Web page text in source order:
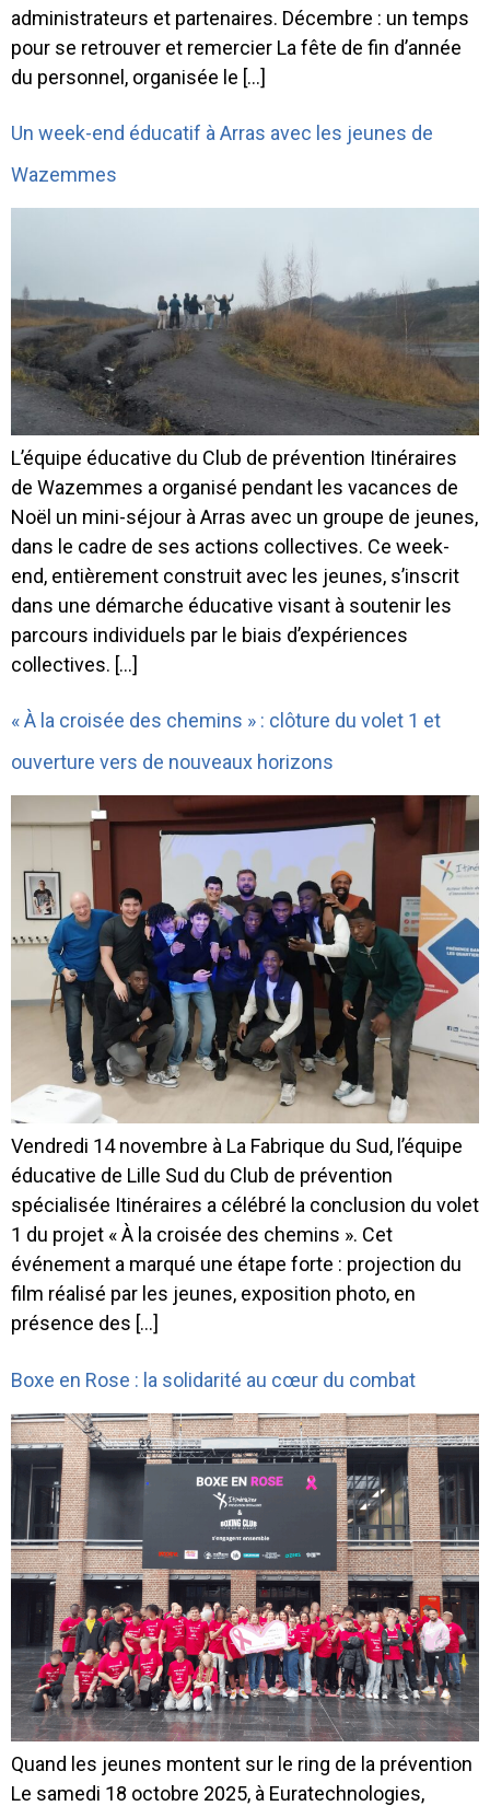
administrateurs et partenaires. Décembre : un temps
pour se retrouver et remercier La fête de fin d’année
du personnel, organisée le […]
Un week-end éducatif à Arras avec les jeunes de
Wazemmes
L’équipe éducative du Club de prévention Itinéraires
de Wazemmes a organisé pendant les vacances de
Noël un mini-séjour à Arras avec un groupe de jeunes,
dans le cadre de ses actions collectives. Ce week-
end, entièrement construit avec les jeunes, s’inscrit
dans une démarche éducative visant à soutenir les
parcours individuels par le biais d’expériences
collectives. […]
« À la croisée des chemins » : clôture du volet 1 et
ouverture vers de nouveaux horizons
Vendredi 14 novembre à La Fabrique du Sud, l’équipe
éducative de Lille Sud du Club de prévention
spécialisée Itinéraires a célébré la conclusion du volet
1 du projet « À la croisée des chemins ». Cet
événement a marqué une étape forte : projection du
film réalisé par les jeunes, exposition photo, en
présence des […]
Boxe en Rose : la solidarité au cœur du combat
Quand les jeunes montent sur le ring de la prévention
Le samedi 18 octobre 2025, à Euratechnologies,